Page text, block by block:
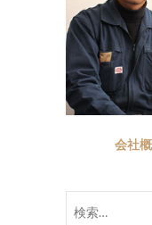
会社